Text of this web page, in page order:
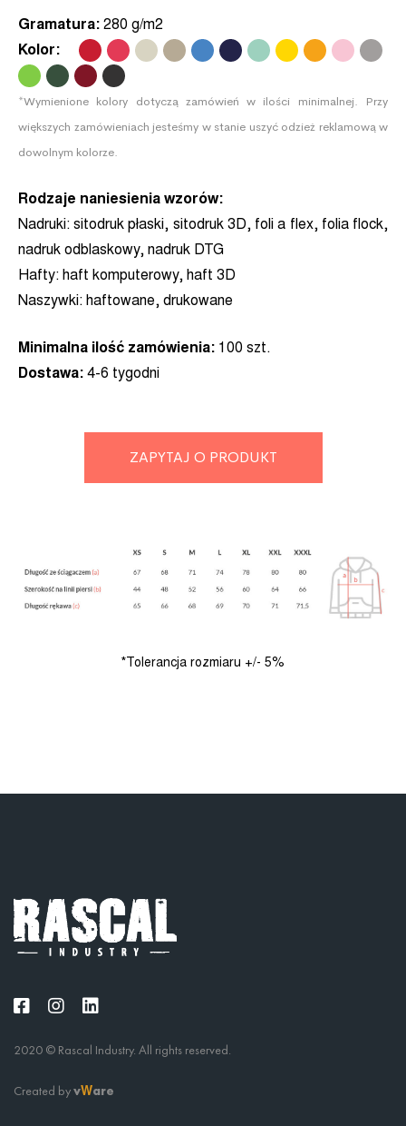
Gramatura: 280 g/m2
Kolor:
*Wymienione kolory dotyczą zamówień w ilości minimalnej. Przy
większych zamówieniach jesteśmy w stanie uszyć odzież reklamową w
dowolnym kolorze.
Rodzaje naniesienia wzorów:
Nadruki: sitodruk płaski, sitodruk 3D, foli a flex, folia flock,
nadruk odblaskowy, nadruk DTG
Hafty: haft komputerowy, haft 3D
Naszywki: haftowane, drukowane
Minimalna ilość zamówienia: 100 szt.
Dostawa: 4-6 tygodni
ZAPYTAJ O PRODUKT
*Tolerancja rozmiaru +/- 5%
2020 © Rascal Industry. All rights reserved.
Created byvWare